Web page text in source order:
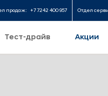
продаж: +7 7242 400 957 Отдел
Тест-драйв Акции